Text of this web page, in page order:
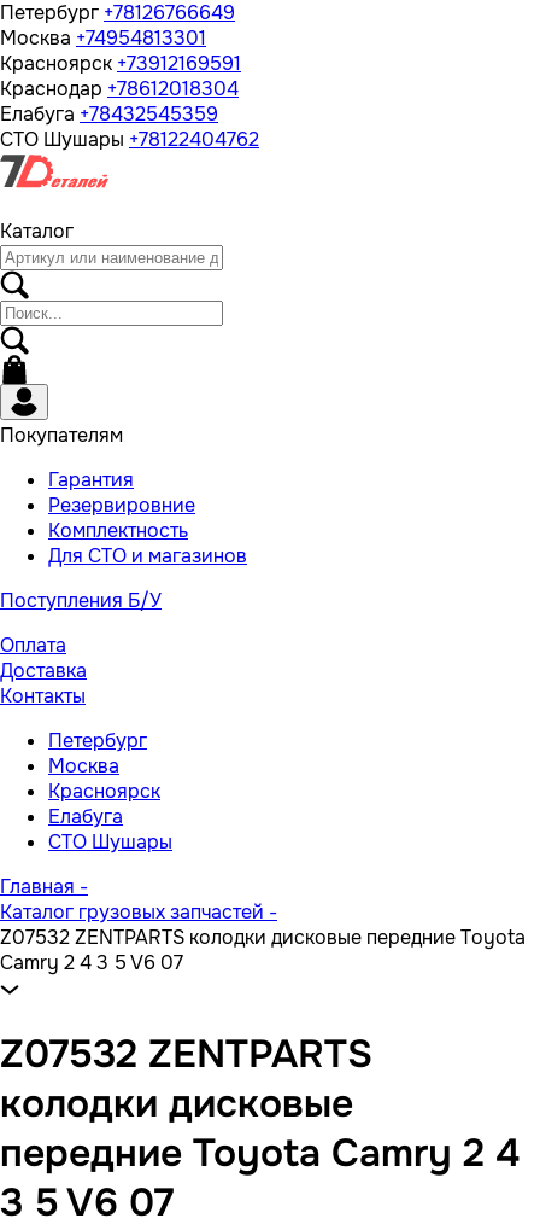
Петербург +78126766649
Москва +74954813301
Красноярск +73912169591
Краснодар +78612018304
Елабуга +78432545359
СТО Шушары +78122404762
Каталог
Покупателям
Гарантия
Резервировние
Комплектность
Для СТО и магазинов
Поступления Б/У
Оплата
Доставка
Контакты
Петербург
Москва
Красноярск
Елабуга
СТО Шушары
Главная -
Каталог грузовых запчастей -
Z07532 ZENTPARTS колодки дисковые передние Toyota
Camry 2 4 3 5 V6 07
Z07532 ZENTPARTS
колодки дисковые
передние Toyota Camry 2 4
3 5 V6 07